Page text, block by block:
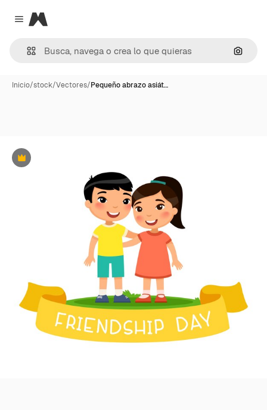
Close menu
Magnific
Inicio/stock/Vectores/Pequeño abrazo asiát…
Premium